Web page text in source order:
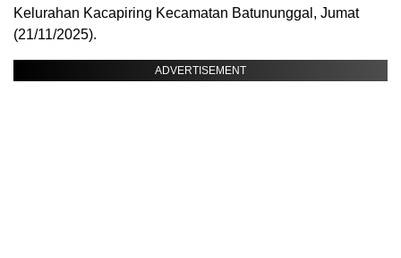
Kelurahan Kacapiring Kecamatan Batununggal, Jumat
(21/11/2025).
ADVERTISEMENT